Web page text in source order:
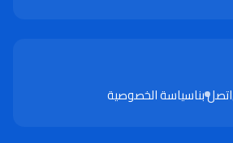
اتصل بناسياسة الخصوصية